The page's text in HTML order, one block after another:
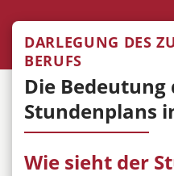
notar@rbo-
Bitte Anhänge als PDF
Rechtsanwälte
in DIRO Kooperation
DARLEGUNG DES
BERUFS
Die Bedeutung
Stundenplans
Wie sieht der